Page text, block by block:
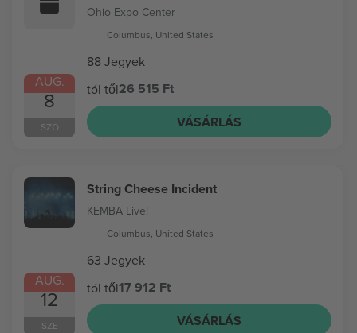
AUG.
8
SZO
Ohio Expo Center
Columbus, United States
88 Jegyek
tól től26 515 Ft
VÁSÁRLÁS
AUG.
12
SZE
String Cheese Incident
KEMBA Live!
Columbus, United States
63 Jegyek
tól től17 912 Ft
VÁSÁRLÁS